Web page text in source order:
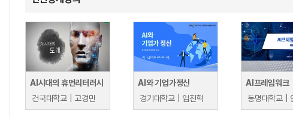
AI시대의 휴먼리터러시
건국대학교 | 고경민
AI와 기업가정신
경기대학교 | 임진혁
AI프레임워크
동명대학교 |